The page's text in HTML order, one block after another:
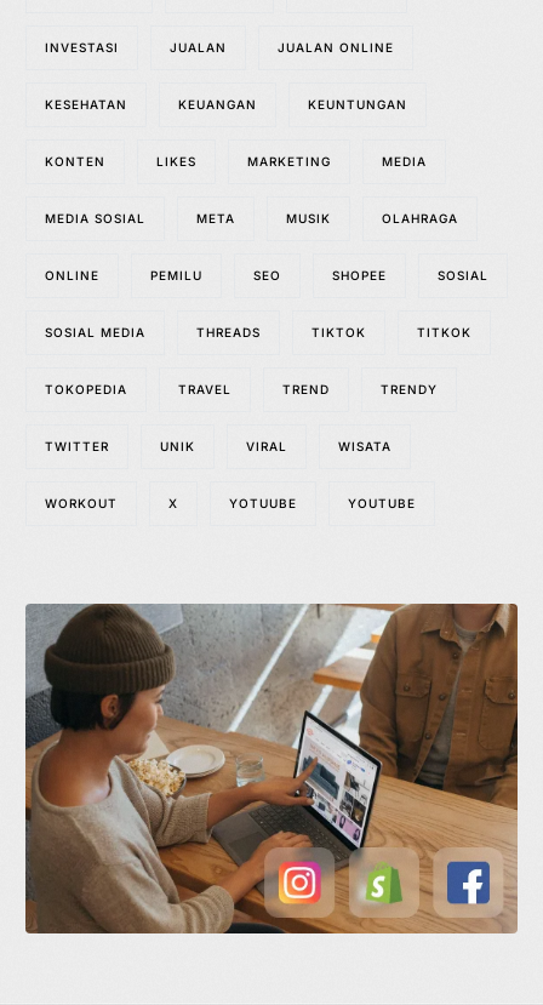
INVESTASI JUALAN JUALAN ONLINE
KESEHATAN KEUANGAN KEUNTUNGAN
KONTEN LIKES MARKETING MEDIA
MEDIA SOSIAL META MUSIK OLAHRAGA
ONLINE PEMILU SEO SHOPEE SOSIAL
SOSIAL MEDIA THREADS TIKTOK TITKOK
TOKOPEDIA TRAVEL TREND TRENDY
TWITTER UNIK VIRAL WISATA
WORKOUT X YOTUUBE YOUTUBE